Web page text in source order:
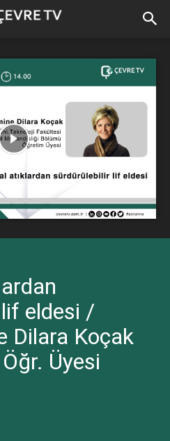
eldesi /
Dilara Koçak
Üyesi